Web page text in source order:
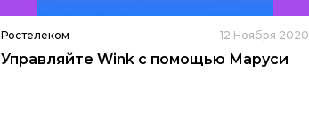
Ростелеком 12 Ноября 2020
Управляйте Wink с помощью Маруси